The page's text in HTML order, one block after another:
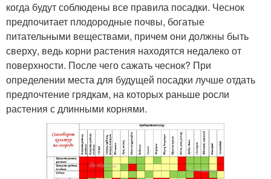
когда будут соблюдены все правила посадки. Чеснок
предпочитает плодородные почвы, богатые
питательными веществами, причем они должны быть
сверху, ведь корни растения находятся недалеко от
поверхности. После чего сажать чеснок? При
определении места для будущей посадки лучше отдать
предпочтение грядкам, на которых раньше росли
растения с длинными корнями.